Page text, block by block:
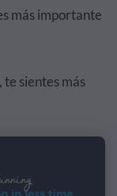
más importante
te sientes más